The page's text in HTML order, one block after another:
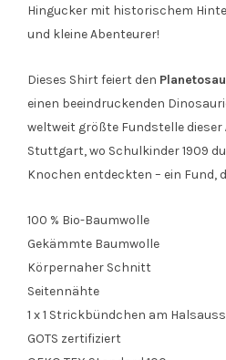
Hingucker mit historischem
und kleine Abenteurer!
Dieses Shirt feiert den
einen beeindruckenden
weltweit größte Fundstelle dieser
Stuttgart, wo Schulkinder 1909
Knochen entdeckten – ein Fund,
100 % Bio-Baumwolle
Gekämmte Baumwolle
Körpernaher Schnitt
Seitennähte
1 x 1 Strickbündchen am
GOTS zertifiziert